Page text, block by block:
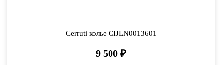
Cerruti колье CIJLN0013601
9 500 ₽